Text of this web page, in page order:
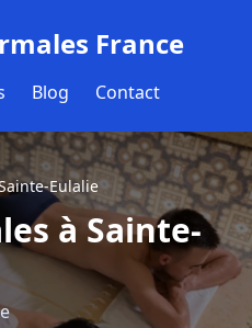
France
Blog Contact
Eulalie
à Sainte-